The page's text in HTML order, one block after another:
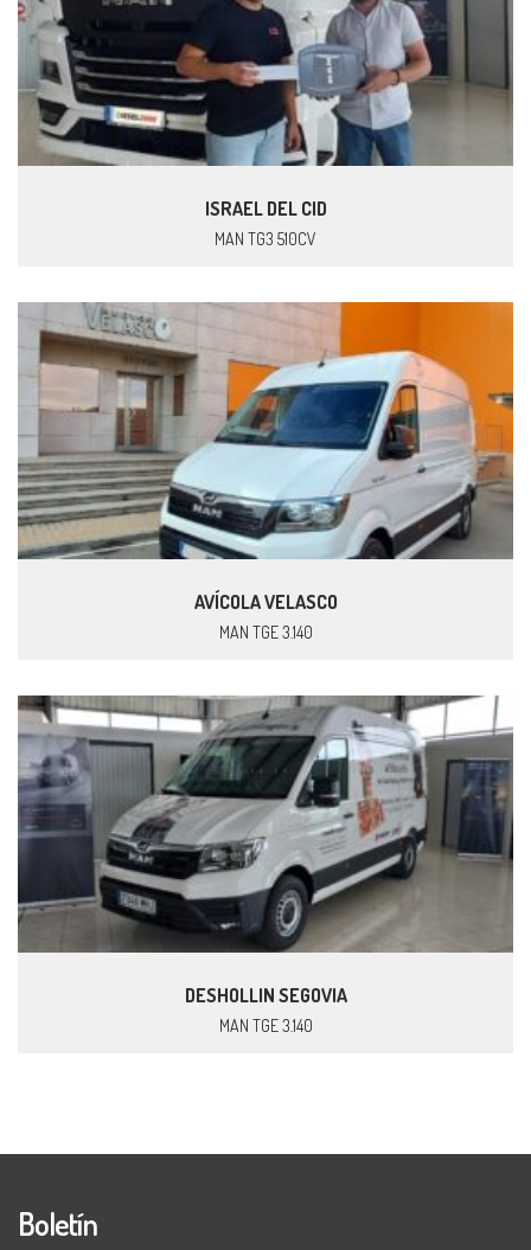
ISRAEL DEL CID
MAN TG3 510CV
AVÍCOLA VELASCO
MAN TGE 3.140
DESHOLLIN SEGOVIA
MAN TGE 3.140
Boletín